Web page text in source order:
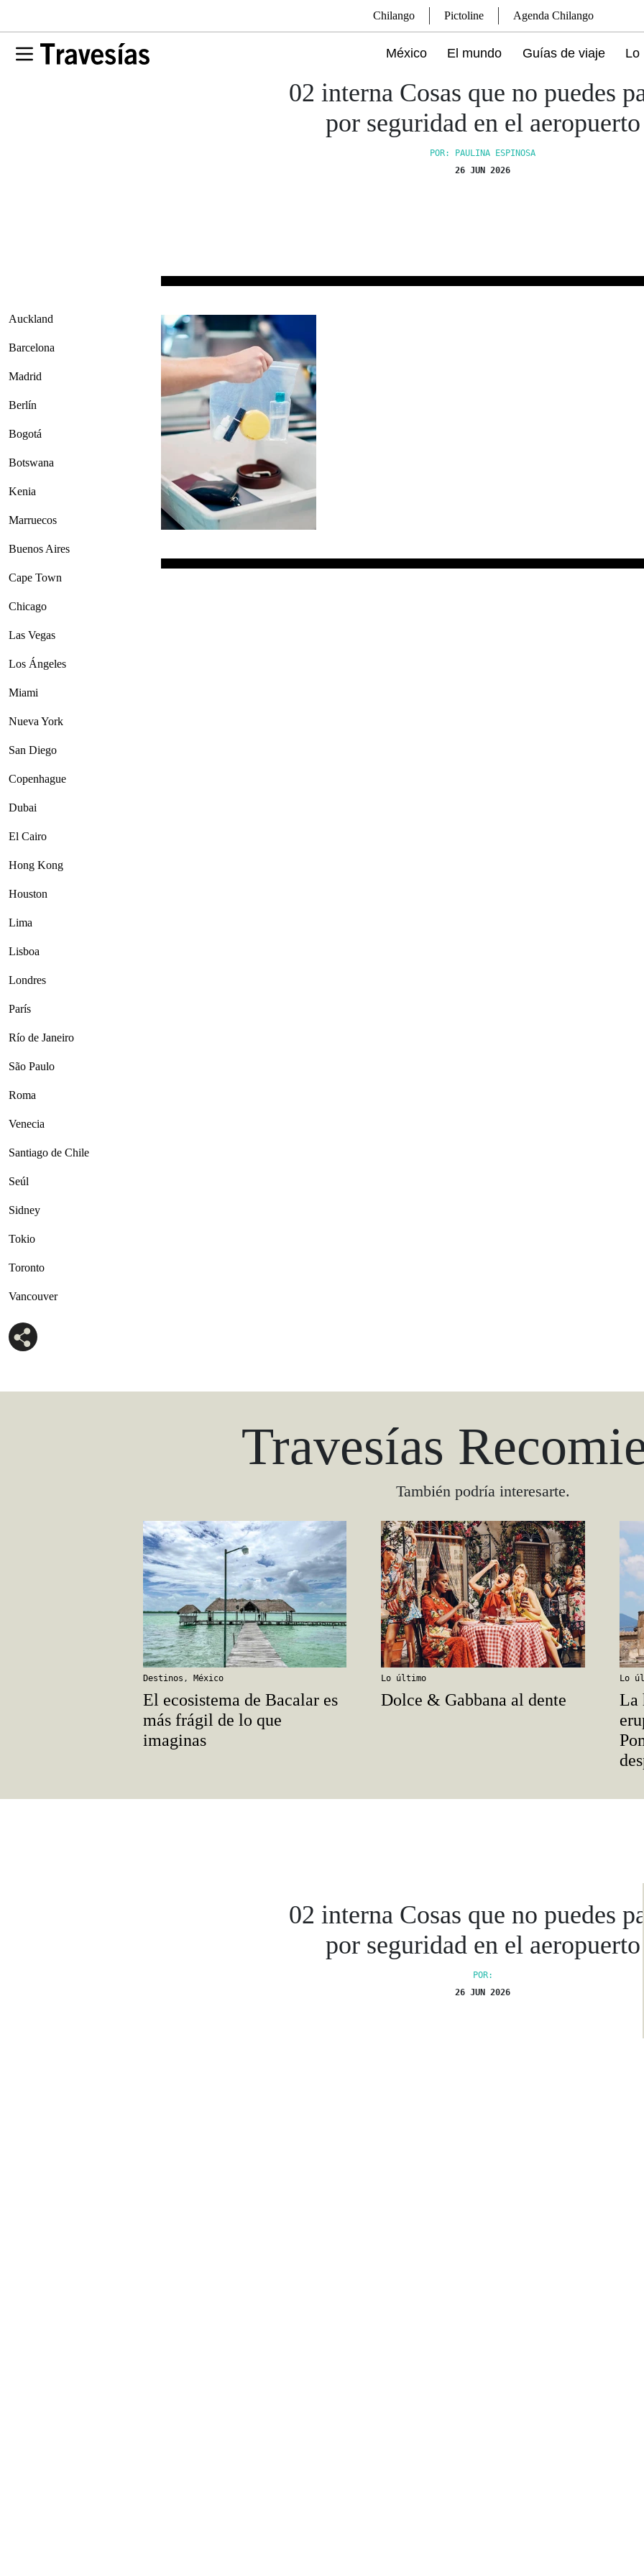
Chilango Pictoline Agenda Chilango
México El mundo Guías de viaje Lo
02 interna Cosas que no puedes
por seguridad en el aeropuerto
POR: PAULINA ESPINOSA
26 JUN 2026
Auckland
Barcelona
Madrid
Berlín
Bogotá
Botswana
Kenia
Marruecos
Buenos Aires
Cape Town
Chicago
Las Vegas
Los Ángeles
Miami
Nueva York
San Diego
Copenhague
Dubai
El Cairo
Hong Kong
Houston
Lima
Lisboa
Londres
París
Río de Janeiro
São Paulo
Roma
Venecia
Santiago de Chile
Seúl
Sidney
Tokio
Toronto
Vancouver
Travesías
También podría interesarte.
Destinos , México
El ecosistema de Bacalar es
más frágil de lo que
imaginas
Lo último
Dolce & Gabbana al dente
Lo
La
02 interna Cosas que no puedes
por seguridad en el aeropuerto
POR:
26 JUN 2026